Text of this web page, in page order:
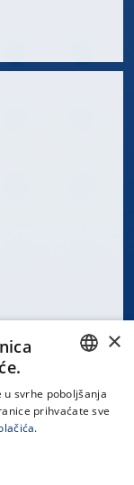
CROATIAN
×
svrhe poboljšanja
prihvaćate sve